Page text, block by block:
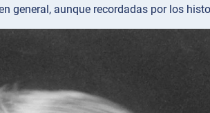
general, aunque recordadas por los